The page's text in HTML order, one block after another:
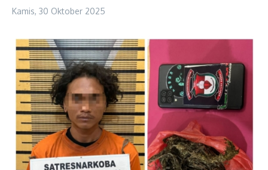
Kamis, 30 Oktober 2025